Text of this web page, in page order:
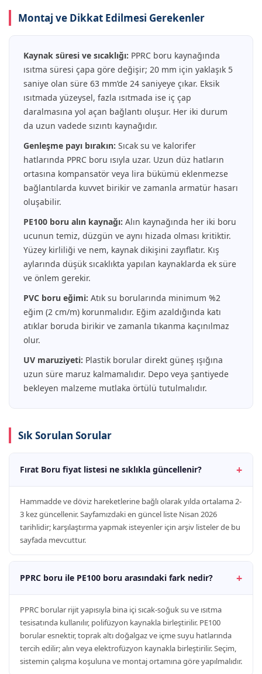
Montaj ve Dikkat Edilmesi Gerekenler
Kaynak süresi ve sıcaklığı: PPRC boru kaynağında
ısıtma süresi çapa göre değişir; 20 mm için yaklaşık 5
saniye olan süre 63 mm’de 24 saniyeye çıkar. Eksik
ısıtmada yüzeysel, fazla ısıtmada ise iç çap
daralmasına yol açan bağlantı oluşur. Her iki durum
da uzun vadede sızıntı kaynağıdır.
Genleşme payı bırakın: Sıcak su ve kalorifer
hatlarında PPRC boru ısıyla uzar. Uzun düz hatların
ortasına kompansatör veya lira bükümü eklenmezse
bağlantılarda kuvvet birikir ve zamanla armatür hasarı
oluşabilir.
PE100 boru alın kaynağı: Alın kaynağında her iki boru
ucunun temiz, düzgün ve aynı hizada olması kritiktir.
Yüzey kirliliği ve nem, kaynak dikişini zayıflatır. Kış
aylarında düşük sıcaklıkta yapılan kaynaklarda ek süre
ve önlem gerekir.
PVC boru eğimi: Atık su borularında minimum %2
eğim (2 cm/m) korunmalıdır. Eğim azaldığında katı
atıklar boruda birikir ve zamanla tıkanma kaçınılmaz
olur.
UV maruziyeti: Plastik borular direkt güneş ışığına
uzun süre maruz kalmamalıdır. Depo veya şantiyede
bekleyen malzeme mutlaka örtülü tutulmalıdır.
Sık Sorulan Sorular
Fırat Boru fiyat listesi ne sıklıkla güncellenir?
Hammadde ve döviz hareketlerine bağlı olarak yılda ortalama 2-
3 kez güncellenir. Sayfamızdaki en güncel liste Nisan 2026
tarihlidir; karşılaştırma yapmak isteyenler için arşiv listeler de bu
sayfada mevcuttur.
PPRC boru ile PE100 boru arasındaki fark nedir?
PPRC borular rijit yapısıyla bina içi sıcak-soğuk su ve ısıtma
tesisatında kullanılır, polifüzyon kaynakla birleştirilir. PE100
borular esnektir, toprak altı doğalgaz ve içme suyu hatlarında
tercih edilir; alın veya elektrofüzyon kaynakla birleştirilir. Seçim,
sistemin çalışma koşuluna ve montaj ortamına göre yapılmalıdır.